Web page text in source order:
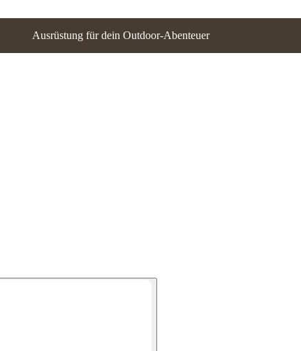
Ausrüstung für dein Outdoor-Abenteuer